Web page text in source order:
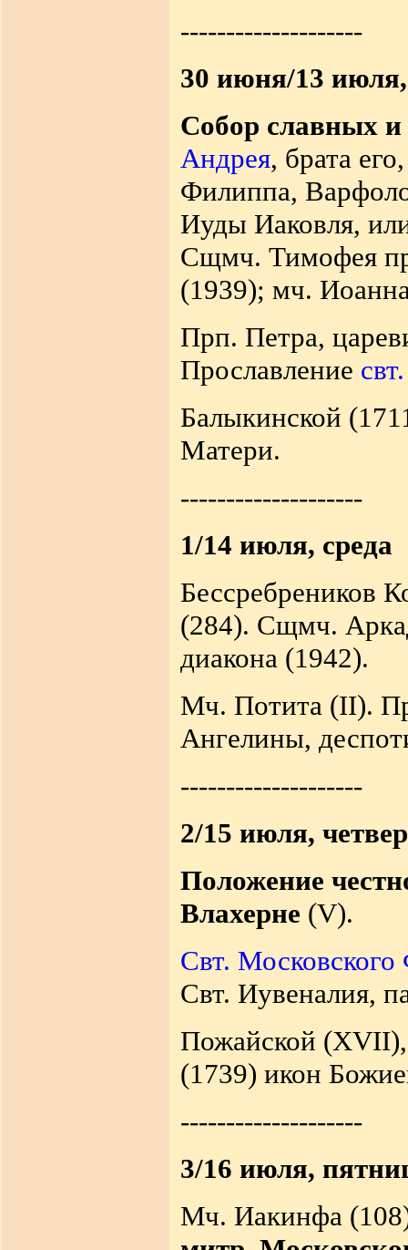
--------------------
30 июня/13
Собор славных и
Андрея, брата
Филиппа,
Иуды Иаковля,
Сщмч. Тимофея
(1939); мч.
Прп. Петра,
Прославление
Балыкинской
Матери.
--------------------
1/14 июля, среда
Бессребреников
(284). Сщмч.
диакона (1942).
Мч. Потита (II).
Ангелины,
--------------------
2/15 июля,
Положение
Влахерне (V).
Свт. Московского
Свт. Иувеналия,
Пожайской
(1739) икон
--------------------
3/16 июля,
Мч. Иакинфа